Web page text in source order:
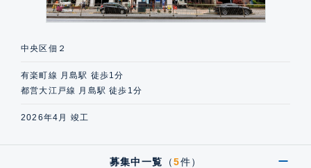
中央区佃２
有楽町線 月島駅 徒歩1分
都営大江戸線 月島駅 徒歩1分
2026年4月 竣工
募集中一覧 （5件）